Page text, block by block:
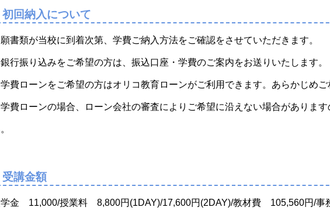
回納入について
書類が当校に到着次第、学費ご納入方法をご確認をさせていただきます。
行振り込みをご希望の方は、振込口座・学費のご案内をお送りいたします。
費ローンをご希望の方はオリコ教育ローンがご利用できます。あらかじめご
費ローンの場合、ローン会社の審査によりご希望に沿えない場合があります
講金額
金 11,000/授業料 8,800円(1DAY)/17,600円(2DAY)/教材費 105,560円/事